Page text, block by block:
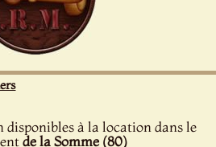
disponibles à la location dans le
de la Somme (80)